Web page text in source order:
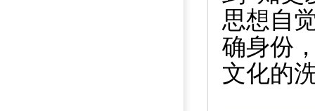
思想自
确身份
文化的